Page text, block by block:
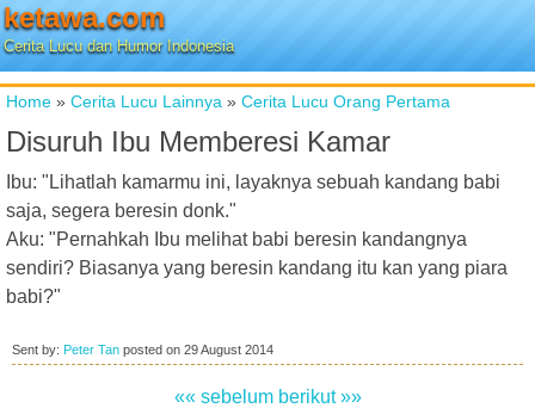
ketawa.com
Cerita Lucu dan Humor Indonesia
Home » Cerita Lucu Lainnya » Cerita Lucu Orang Pertama
Disuruh Ibu Memberesi Kamar
Ibu: "Lihatlah kamarmu ini, layaknya sebuah kandang babi
saja, segera beresin donk."
Aku: "Pernahkah Ibu melihat babi beresin kandangnya
sendiri? Biasanya yang beresin kandang itu kan yang piara
babi?"
Sent by: Peter Tan posted on 29 August 2014
«« sebelum berikut »»